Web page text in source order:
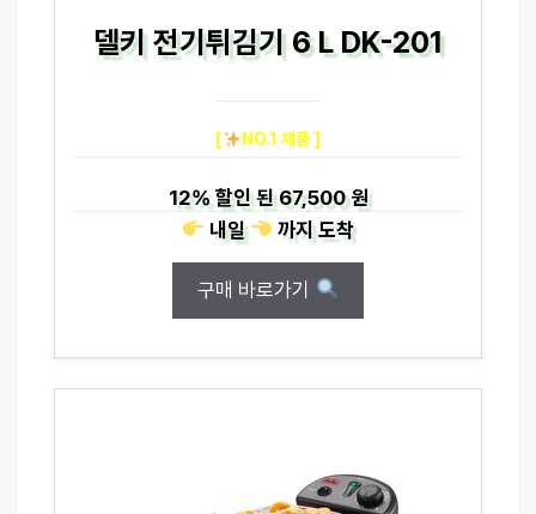
델키 전기튀김기 6 L DK-201
[ NO.1 제품 ]
12%할인 된67,500 원
내일
까지도착
구매 바로가기